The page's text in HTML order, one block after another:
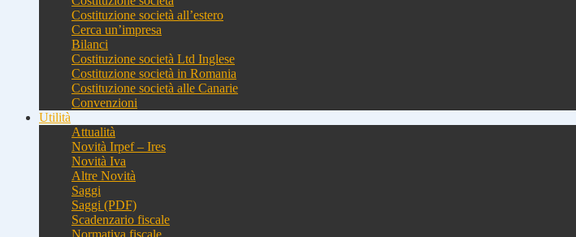
Costituzione società all’estero
Cerca un’impresa
Bilanci
Costituzione società Ltd Inglese
Costituzione società in Romania
Costituzione società alle Canarie
Convenzioni
Utilità
Attualità
Novità Irpef – Ires
Novità Iva
Altre Novità
Saggi
Saggi (PDF)
Scadenzario fiscale
Normativa fiscale